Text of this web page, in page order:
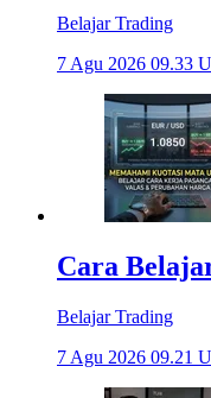
Belajar Trading
7 Agu 2026 09.33
Cara
Belajar Trading
7 Agu 2026 09.21